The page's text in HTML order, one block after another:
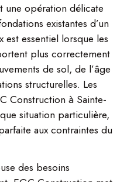
une opération délicate
existantes d’un
essentiel lorsque les
plus correctement
de sol, de l’âge
structurelles. Les
Construction à Sainte-
situation particulière,
aux contraintes du
des besoins